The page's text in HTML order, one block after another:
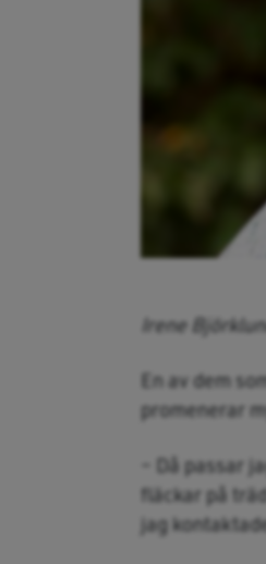
Irene
En av dem
promenerar
– Då passar
fläckar på
jag